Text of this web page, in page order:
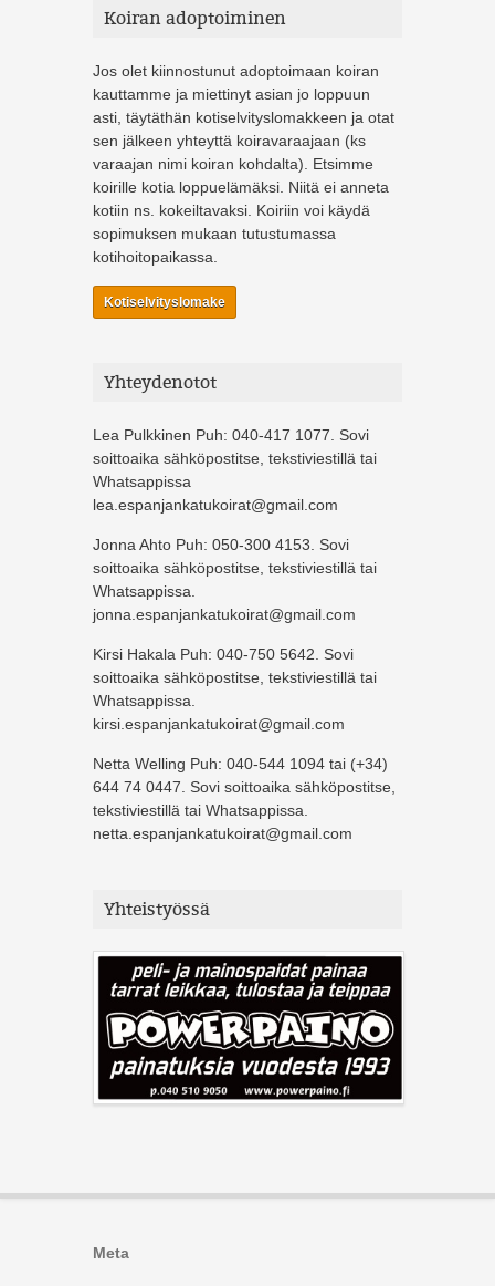
Koiran adoptoiminen
Jos olet kiinnostunut adoptoimaan koiran
kauttamme ja miettinyt asian jo loppuun
asti, täytäthän kotiselvityslomakkeen ja otat
sen jälkeen yhteyttä koiravaraajaan (ks
varaajan nimi koiran kohdalta). Etsimme
koirille kotia loppuelämäksi. Niitä ei anneta
kotiin ns. kokeiltavaksi. Koiriin voi käydä
sopimuksen mukaan tutustumassa
kotihoitopaikassa.
Kotiselvityslomake
Yhteydenotot
Lea Pulkkinen Puh: 040-417 1077. Sovi
soittoaika sähköpostitse, tekstiviestillä tai
Whatsappissa
lea.espanjankatukoirat@gmail.com
Jonna Ahto Puh: 050-300 4153. Sovi
soittoaika sähköpostitse, tekstiviestillä tai
Whatsappissa.
jonna.espanjankatukoirat@gmail.com
Kirsi Hakala Puh: 040-750 5642. Sovi
soittoaika sähköpostitse, tekstiviestillä tai
Whatsappissa.
kirsi.espanjankatukoirat@gmail.com
Netta Welling Puh: 040-544 1094 tai (+34)
644 74 0447. Sovi soittoaika sähköpostitse,
tekstiviestillä tai Whatsappissa.
netta.espanjankatukoirat@gmail.com
Yhteistyössä
Meta